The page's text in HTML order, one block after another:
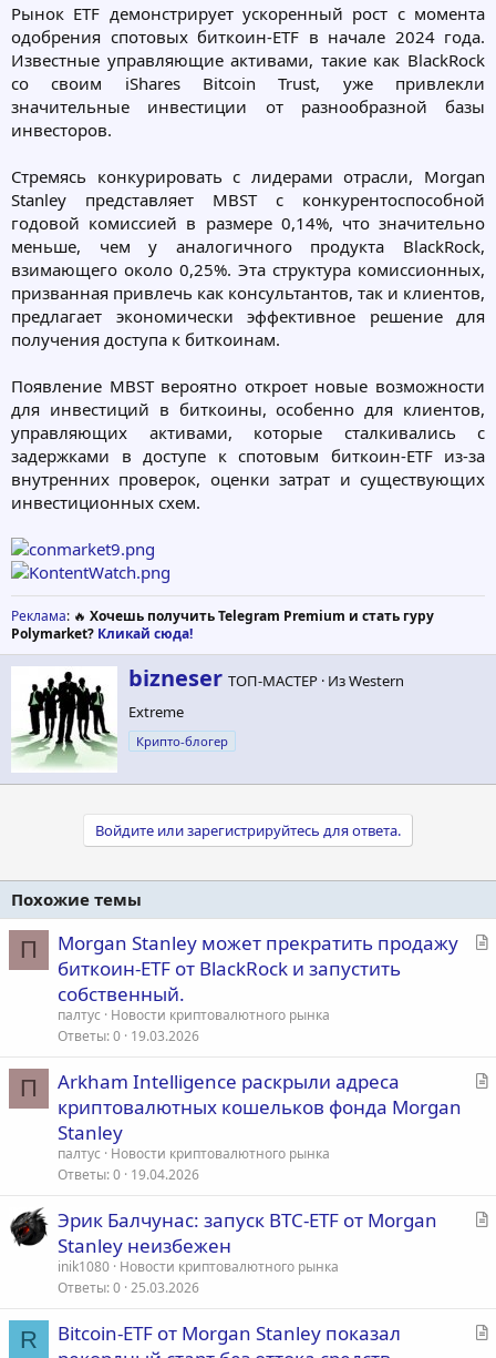
Рынок ETF демонстрирует ускоренный рост с момента
одобрения спотовых биткоин-ETF в начале 2024 года.
Известные управляющие активами, такие как BlackRock
со своим iShares Bitcoin Trust, уже привлекли
значительные инвестиции от разнообразной базы
инвесторов.
Стремясь конкурировать с лидерами отрасли, Morgan
Stanley представляет MBST с конкурентоспособной
годовой комиссией в размере 0,14%, что значительно
меньше, чем у аналогичного продукта BlackRock,
взимающего около 0,25%. Эта структура комиссионных,
призванная привлечь как консультантов, так и клиентов,
предлагает экономически эффективное решение для
получения доступа к биткоинам.
Появление MBST вероятно откроет новые возможности
для инвестиций в биткоины, особенно для клиентов,
управляющих активами, которые сталкивались с
задержками в доступе к спотовым биткоин-ETF из-за
внутренних проверок, оценки затрат и существующих
инвестиционных схем.
Реклама: 🔥 Хочешь получить Telegram Premium и стать гуру
Polymarket? Кликай сюда!
А
в
т
о
р
bizneser ТОП-МАСТЕР · ИзWestern
Extreme
Крипто-блогер
Войдите или зарегистрируйтесь для ответа.
Похожие темы
П
С
Morgan Stanley может прекратить продажу
биткоин-ETF от BlackRock и запустить
собственный.
палтус
Новости криптовалютного рынка
Ответы 0 19.03.2026
П
С
Arkham Intelligence раскрыли адреса
криптовалютных кошельков фонда Morgan
Stanley
палтус
Новости криптовалютного рынка
Ответы 0 19.04.2026
С
я
Эрик Балчунас: запуск BTC-ETF от Morgan
Stanley неизбежен
inik1080 Новости криптовалютного рынка
Ответы 0 25.03.2026
R
С
Bitcoin-ETF от Morgan Stanley показал